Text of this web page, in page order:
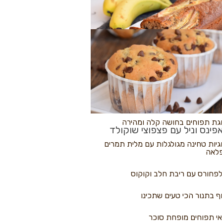
פיצה
בננות
וניל עם פצפוצי שוקולד
נקראים
תפוחים בחושה קלה ומהירה
טחינה מגולגלות עם מלית תמרים
עם ריבת חלב וקוקוס
בתנור הכי טעים שתכינו
תפוחים מופחת סוכר